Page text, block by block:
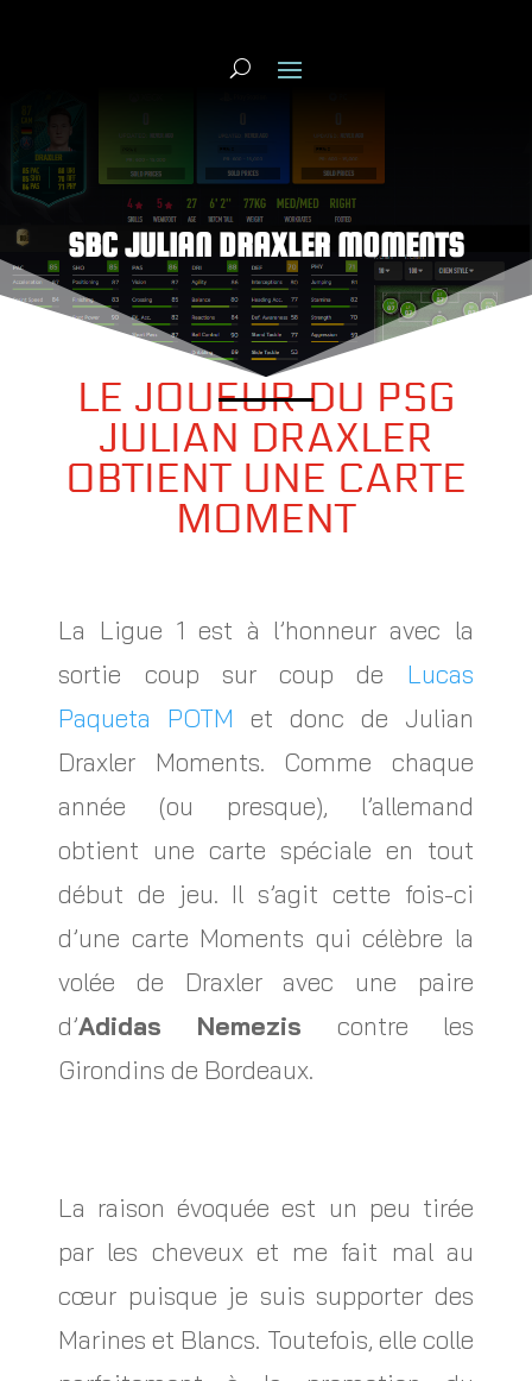
SBC JULIAN DRAXLER MOMENTS
LE JOUEUR DU PSG
JULIAN DRAXLER
OBTIENT UNE CARTE
MOMENT
La Ligue 1 est à l’honneur avec la
sortie coup sur coup de Lucas
Paqueta POTM et donc de Julian
Draxler Moments. Comme chaque
année (ou presque), l’allemand
obtient une carte spéciale en tout
début de jeu. Il s’agit cette fois-ci
d’une carte Moments qui célèbre la
volée de Draxler avec une paire
d’Adidas Nemezis contre les
Girondins de Bordeaux.
La raison évoquée est un peu tirée
par les cheveux et me fait mal au
cœur puisque je suis supporter des
Marines et Blancs. Toutefois, elle colle